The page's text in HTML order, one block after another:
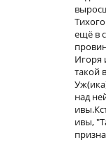
ещё в
Игоря
такой
над
ивы,